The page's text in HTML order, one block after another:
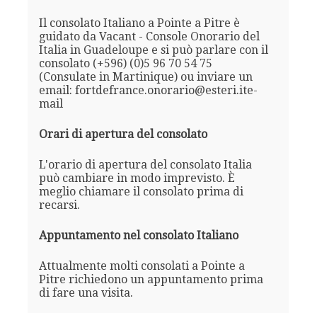
Il consolato Italiano a Pointe a Pitre è
guidato da Vacant - Console Onorario del
Italia in Guadeloupe e si può parlare con il
consolato (+596) (0)5 96 70 54 75
(Consulate in Martinique) ou inviare un
email: fortdefrance.onorario@esteri.ite-
mail
Orari di apertura del consolato
L'orario di apertura del consolato Italia
può cambiare in modo imprevisto. È
meglio chiamare il consolato prima di
recarsi.
Appuntamento nel consolato Italiano
Attualmente molti consolati a Pointe a
Pitre richiedono un appuntamento prima
di fare una visita.